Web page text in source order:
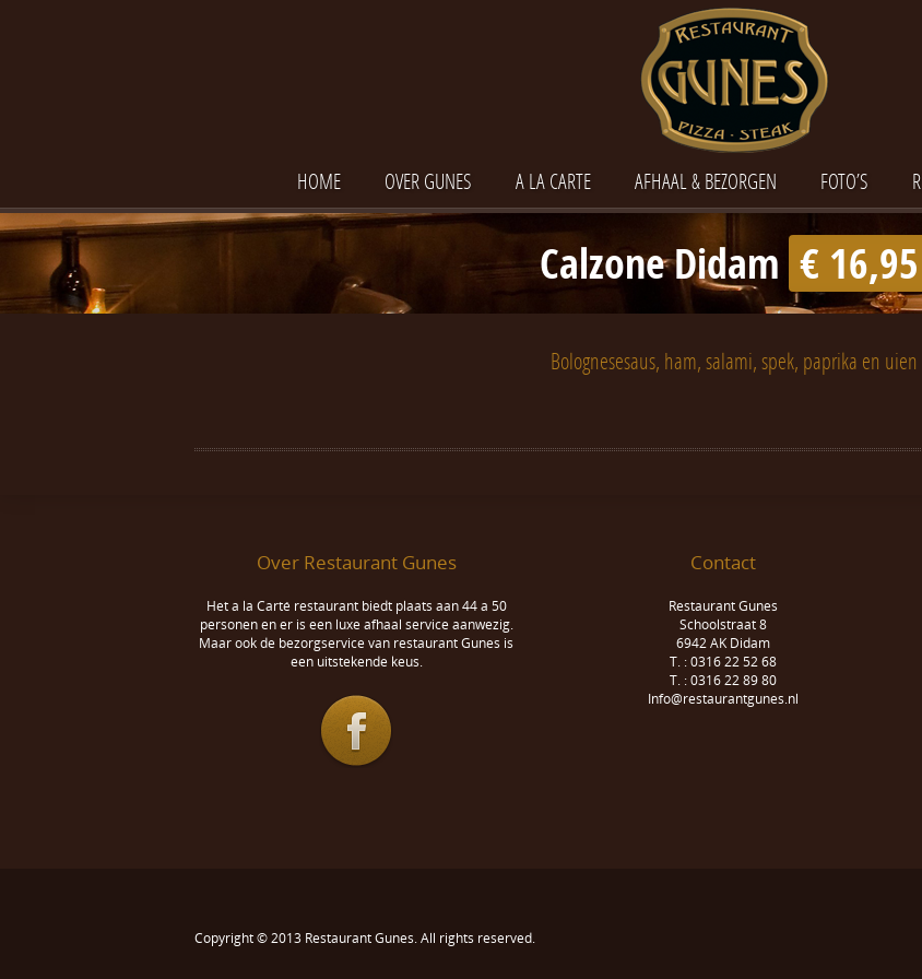
HOME OVER GUNES A LA CARTE AFHAAL & BEZORGEN FOTO’S
Calzone Didam € 16,95
Bolognesesaus, ham, salami, spek, paprika en uien
Over Restaurant Gunes
Het a la Carté restaurant biedt plaats aan 44 a 50
personen en er is een luxe afhaal service aanwezig.
Maar ook de bezorgservice van restaurant Gunes is
een uitstekende keus.
Contact
Restaurant Gunes
Schoolstraat 8
6942 AK Didam
T. : 0316 22 52 68
T. : 0316 22 89 80
Info@restaurantgunes.nl
Copyright © 2013 Restaurant Gunes. All rights reserved.